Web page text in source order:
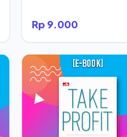
Rp 9.000